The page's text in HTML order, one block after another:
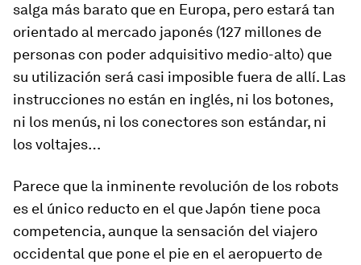
salga más barato que en Europa, pero estará tan
orientado al mercado japonés (127 millones de
personas con poder adquisitivo medio-alto) que
su utilización será casi imposible fuera de allí. Las
instrucciones no están en inglés, ni los botones,
ni los menús, ni los conectores son estándar, ni
los voltajes…
Parece que la inminente revolución de los robots
es el único reducto en el que Japón tiene poca
competencia, aunque la sensación del viajero
occidental que pone el pie en el aeropuerto de